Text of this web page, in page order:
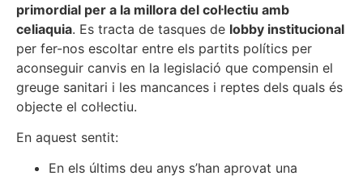
primordial per a la millora del col·lectiu amb
celiaquia. Es tracta de tasques de lobby institucional
per fer-nos escoltar entre els partits polítics per
aconseguir canvis en la legislació que compensin el
greuge sanitari i les mancances i reptes dels quals és
objecte el col·lectiu.
En aquest sentit:
En els últims deu anys s’han aprovat una